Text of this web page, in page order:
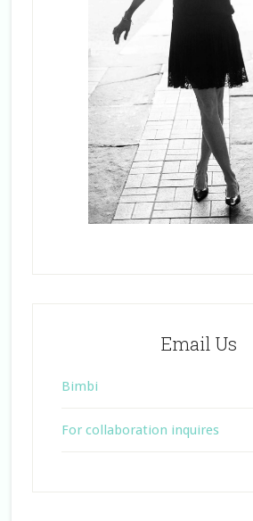
Email Us
Bimbi
For collaboration inquires